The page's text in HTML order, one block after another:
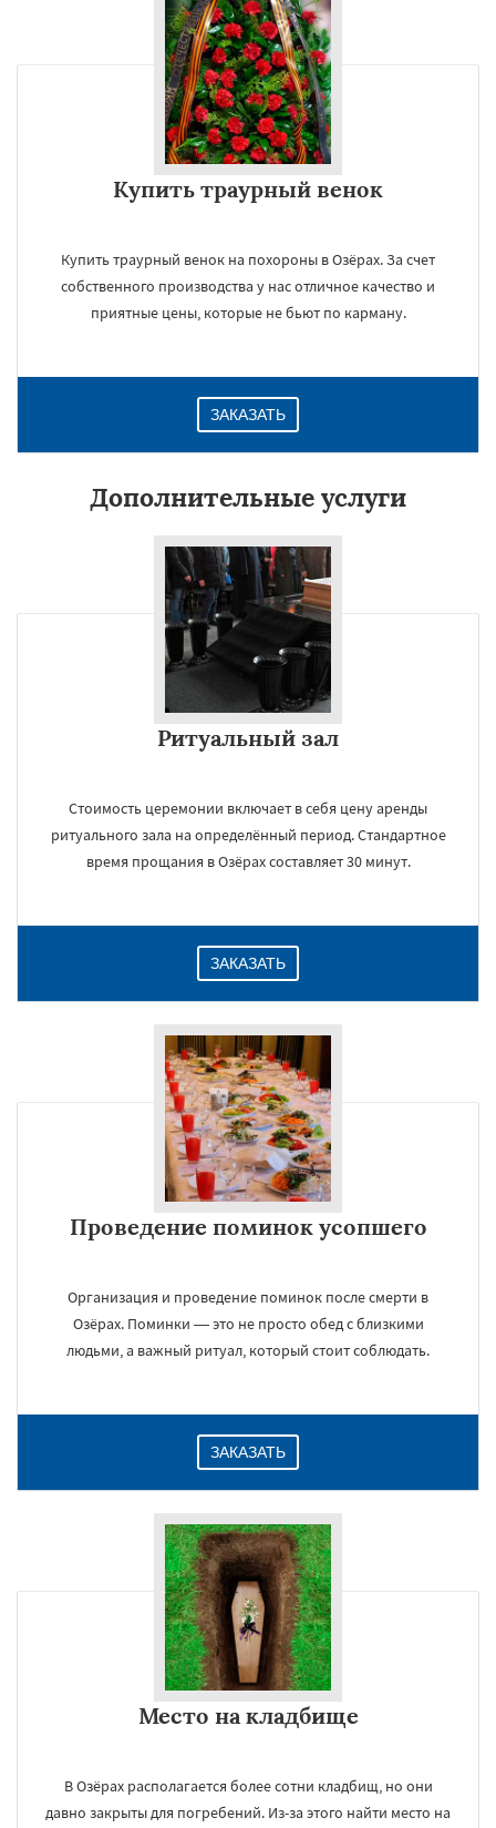
Купить траурный венок
Купить траурный венок на похороны в Озёрах. За счет
собственного производства у нас отличное качество и
приятные цены, которые не бьют по карману.
ЗАКАЗАТЬ
Дополнительные услуги
Ритуальный зал
Стоимость церемонии включает в себя цену аренды
ритуального зала на определённый период. Стандартное
время прощания в Озёрах составляет 30 минут.
ЗАКАЗАТЬ
Проведение поминок усопшего
Организация и проведение поминок после смерти в
Озёрах. Поминки — это не просто обед с близкими
людьми, а важный ритуал, который стоит соблюдать.
ЗАКАЗАТЬ
Место на кладбище
В Озёрах располагается более сотни кладбищ, но они
давно закрыты для погребений. Из-за этого найти место на
Даю согласие на обработку персональных данных